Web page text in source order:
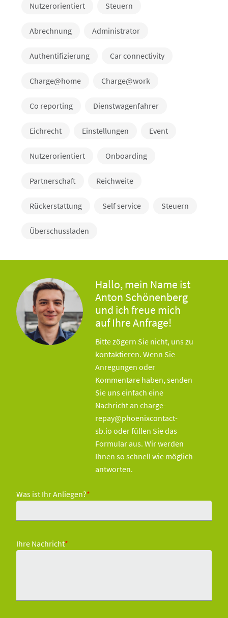
Nutzerorientiert Steuern
Abrechnung Administrator
Authentifizierung Car connectivity
Charge@home Charge@work
Co reporting Dienstwagenfahrer
Eichrecht Einstellungen Event
Nutzerorientiert Onboarding
Partnerschaft Reichweite
Rückerstattung Self service Steuern
Überschussladen
Hallo, mein Name ist
Anton Schönenberg
und ich freue mich
auf Ihre Anfrage!
Bitte zögern Sie nicht, uns zu
kontaktieren. Wenn Sie
Anregungen oder
Kommentare haben, senden
Sie uns einfach eine
Nachricht an charge-
repay@phoenixcontact-
sb.io oder füllen Sie das
Formular aus. Wir werden
Ihnen so schnell wie möglich
antworten.
Was ist Ihr Anliegen?*
Ihre Nachricht*